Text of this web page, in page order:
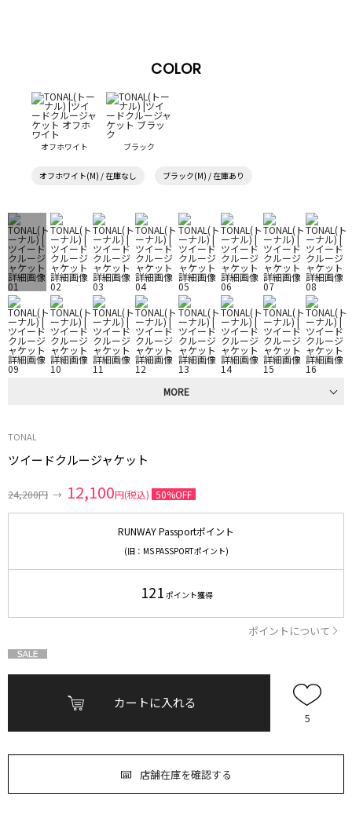
COLOR
オフホワイト ブラック
オフホワイト(M) / 在庫なし ブラック(M) / 在庫あり
MORE
TONAL
ツイードクルージャケット
24,200円 → 12,100円(税込) 50%OFF
RUNWAY Passportポイント
(旧：MS PASSPORTポイント)
121 ポイント獲得
ポイントについて
カートに入れる
5
店舗在庫を確認する